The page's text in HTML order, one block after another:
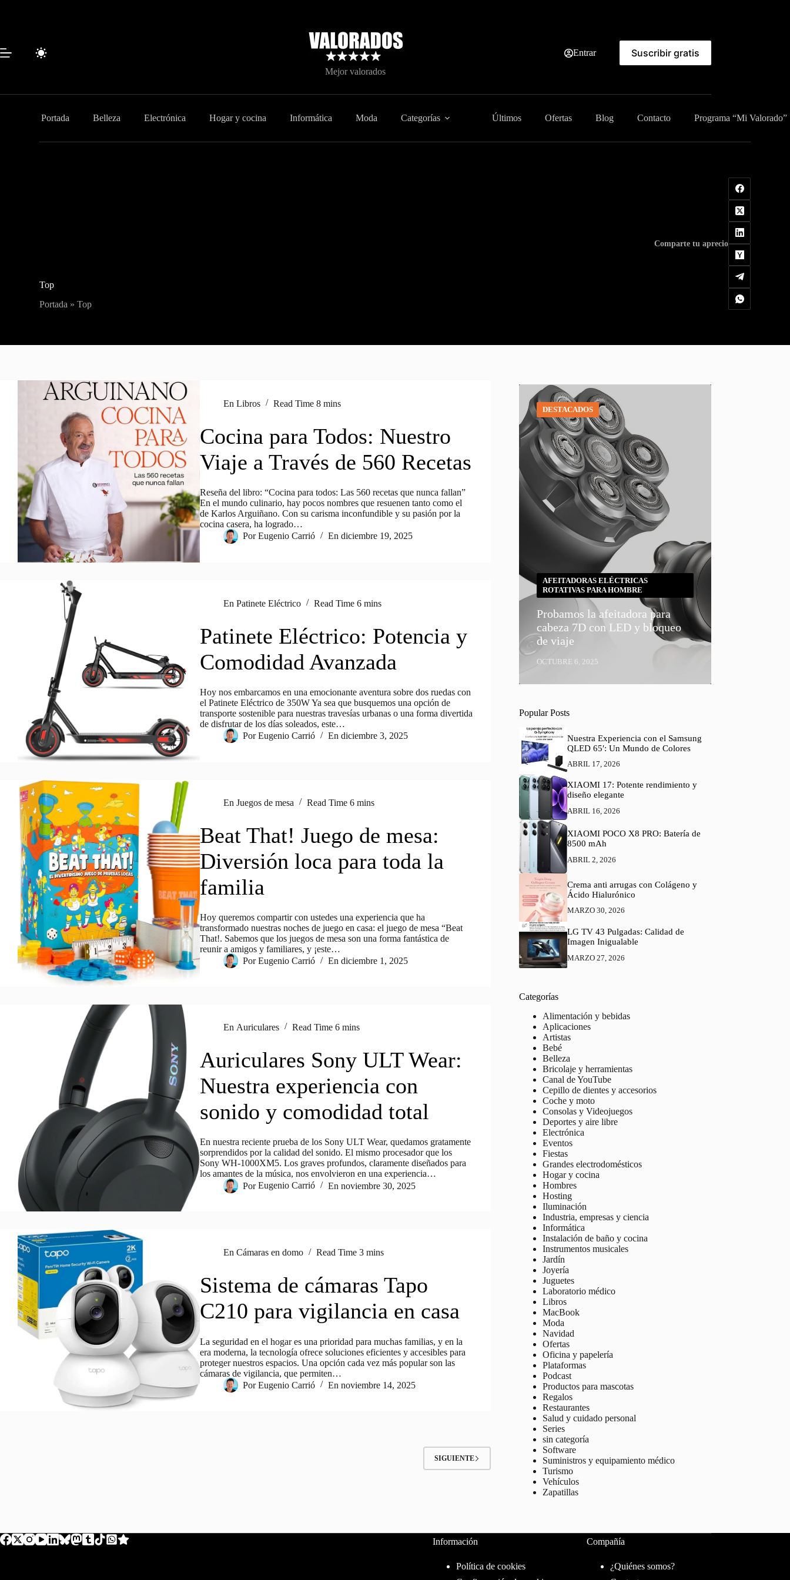
Mejor valorados
Entrar Suscribir gratis
Portada Belleza Electrónica Hogar y cocina Informática Moda Categorías Últimos Ofertas Blog Contacto Programa “Mi Valorado”
Top
Portada »Top
Comparte tu aprecio
En Libros Read Time 8 mins
Cocina para Todos: Nuestro
Viaje a Través de 560 Recetas
Reseña del libro: “Cocina para todos: Las 560 recetas que nunca fallan”
En el mundo culinario, hay pocos nombres que resuenen tanto como el
de Karlos Arguiñano. Con su carisma inconfundible y su pasión por la
cocina casera, ha logrado…
Por Eugenio Carrió En diciembre 19, 2025
En Patinete Eléctrico Read Time 6 mins
Patinete Eléctrico: Potencia y
Comodidad Avanzada
Hoy nos embarcamos en una emocionante aventura sobre dos ruedas con
el Patinete Eléctrico de 350W Ya sea que busquemos una opción de
transporte sostenible para nuestras travesías urbanas o una forma divertida
de disfrutar de los días soleados, este…
Por Eugenio Carrió En diciembre 3, 2025
En Juegos de mesa Read Time 6 mins
Beat That! Juego de mesa:
Diversión loca para toda la
familia
Hoy queremos compartir con ustedes una experiencia que ha
transformado nuestras noches de juego en casa: el juego de mesa “Beat
That!. Sabemos que los juegos de mesa son una forma fantástica de
reunir a amigos y familiares, y ¡este…
Por Eugenio Carrió En diciembre 1, 2025
En Auriculares Read Time 6 mins
Auriculares Sony ULT Wear:
Nuestra experiencia con
sonido y comodidad total
En nuestra reciente prueba de los Sony ULT Wear, quedamos gratamente
sorprendidos por la calidad del sonido. El mismo procesador que los
Sony WH-1000XM5. Los graves profundos, claramente diseñados para
los amantes de la música, nos envolvieron en una experiencia…
Por Eugenio Carrió En noviembre 30, 2025
En Cámaras en domo Read Time 3 mins
Sistema de cámaras Tapo
C210 para vigilancia en casa
La seguridad en el hogar es una prioridad para muchas familias, y en la
era moderna, la tecnología ofrece soluciones eficientes y accesibles para
proteger nuestros espacios. Una opción cada vez más popular son las
cámaras de vigilancia, que permiten…
Por Eugenio Carrió En noviembre 14, 2025
SIGUIENTE
DESTACADOS
AFEITADORAS ELÉCTRICAS
ROTATIVAS PARA HOMBRE
Probamos la afeitadora para
cabeza 7D con LED y bloqueo
de viaje
OCTUBRE 6, 2025
Popular Posts
Nuestra Experiencia con el Samsung
QLED 65′: Un Mundo de Colores
ABRIL 17, 2026
XIAOMI 17: Potente rendimiento y
diseño elegante
ABRIL 16, 2026
XIAOMI POCO X8 PRO: Batería de
8500 mAh
ABRIL 2, 2026
Crema anti arrugas con Colágeno y
Ácido Hialurónico
MARZO 30, 2026
LG TV 43 Pulgadas: Calidad de
Imagen Inigualable
MARZO 27, 2026
Categorías
Alimentación y bebidas
Aplicaciones
Artistas
Bebé
Belleza
Bricolaje y herramientas
Canal de YouTube
Cepillo de dientes y accesorios
Coche y moto
Consolas y Videojuegos
Deportes y aire libre
Electrónica
Eventos
Fiestas
Grandes electrodomésticos
Hogar y cocina
Hombres
Hosting
Iluminación
Industria, empresas y ciencia
Informática
Instalación de baño y cocina
Instrumentos musicales
Jardín
Joyería
Juguetes
Laboratorio médico
Libros
MacBook
Moda
Navidad
Ofertas
Oficina y papelería
Plataformas
Podcast
Productos para mascotas
Regalos
Restaurantes
Salud y cuidado personal
Series
sin categoría
Software
Suministros y equipamiento médico
Turismo
Vehículos
Zapatillas
Información
Política de cookies
Compañía
¿Quiénes somos?